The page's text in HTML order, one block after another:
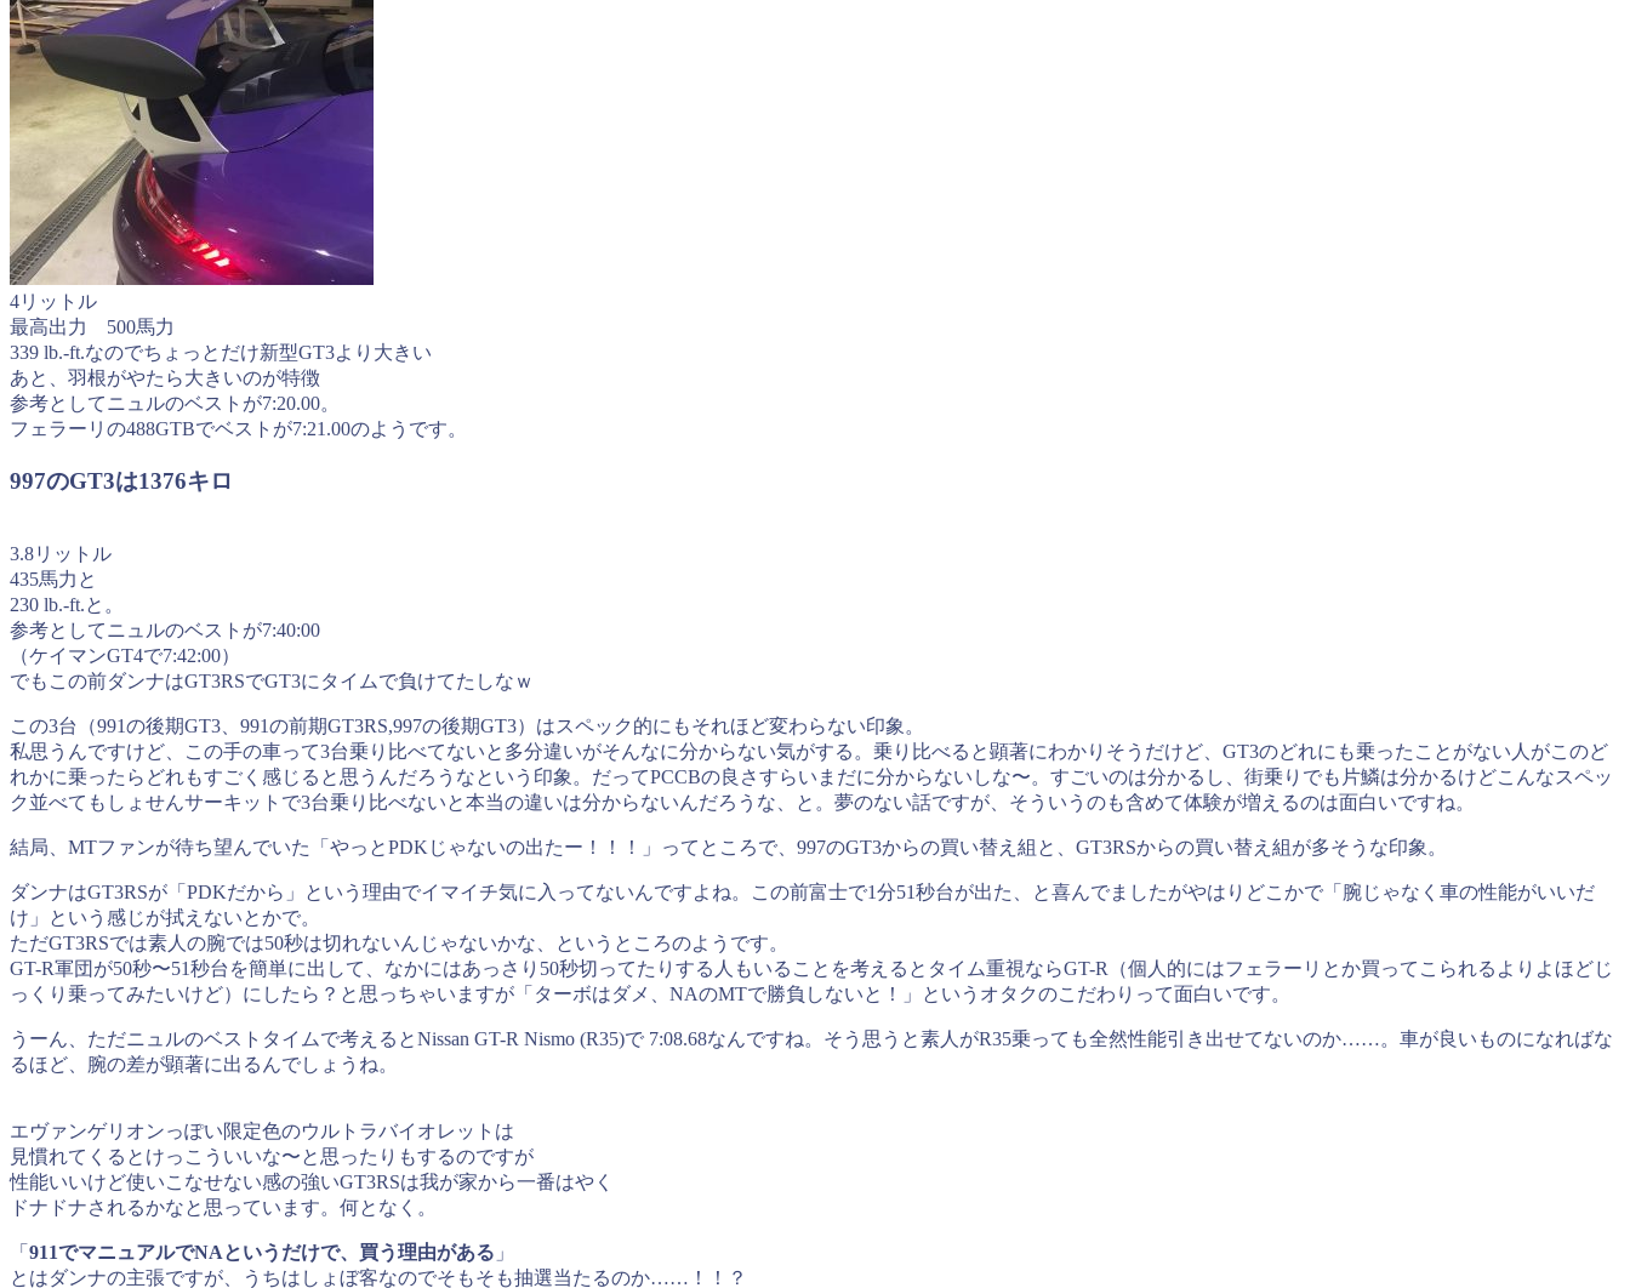
4リットル
最高出力 500馬力
339 lb.-ft.なのでちょっとだけ新型GT3より大きい
あと、羽根がやたら大きいのが特徴
参考としてニュルのベストが7:20.00。
フェラーリの488GTBでベストが7:21.00のようです。
997のGT3は1376キロ
3.8リットル
435馬力と
230 lb.-ft.と。
参考としてニュルのベストが7:40:00
（ケイマンGT4で7:42:00）
でもこの前ダンナはGT3RSでGT3にタイムで負けてたしなｗ
この3台（991の後期GT3、991の前期GT3RS,997の後期GT3）はスペック的にもそれほど変わらない印象。
私思うんですけど、この手の車って3台乗り比べてないと多分違いがそんなに分からない気がする。乗り比べると顕著にわかりそうだけど、GT3のどれにも乗ったことがない人がこのど
れかに乗ったらどれもすごく感じると思うんだろうなという印象。だってPCCBの良さすらいまだに分からないしな〜。すごいのは分かるし、街乗りでも片鱗は分かるけどこんなスペッ
ク並べてもしょせんサーキットで3台乗り比べないと本当の違いは分からないんだろうな、と。夢のない話ですが、そういうのも含めて体験が増えるのは面白いですね。
結局、MTファンが待ち望んでいた「やっとPDKじゃないの出たー！！！」ってところで、997のGT3からの買い替え組と、GT3RSからの買い替え組が多そうな印象。
ダンナはGT3RSが「PDKだから」という理由でイマイチ気に入ってないんですよね。この前富士で1分51秒台が出た、と喜んでましたがやはりどこかで「腕じゃなく車の性能がいいだ
け」という感じが拭えないとかで。
ただGT3RSでは素人の腕では50秒は切れないんじゃないかな、というところのようです。
GT-R軍団が50秒〜51秒台を簡単に出して、なかにはあっさり50秒切ってたりする人もいることを考えるとタイム重視ならGT-R（個人的にはフェラーリとか買ってこられるよりよほどじ
っくり乗ってみたいけど）にしたら？と思っちゃいますが「ターボはダメ、NAのMTで勝負しないと！」というオタクのこだわりって面白いです。
うーん、ただニュルのベストタイムで考えるとNissan GT-R Nismo (R35)で 7:08.68なんですね。そう思うと素人がR35乗っても全然性能引き出せてないのか……。車が良いものになればな
るほど、腕の差が顕著に出るんでしょうね。
エヴァンゲリオンっぽい限定色のウルトラバイオレットは
見慣れてくるとけっこういいな〜と思ったりもするのですが
性能いいけど使いこなせない感の強いGT3RSは我が家から一番はやく
ドナドナされるかなと思っています。何となく。
「 911でマニュアルでNAというだけで、買う理由がある 」
とはダンナの主張ですが、うちはしょぼ客なのでそもそも抽選当たるのか……！！？